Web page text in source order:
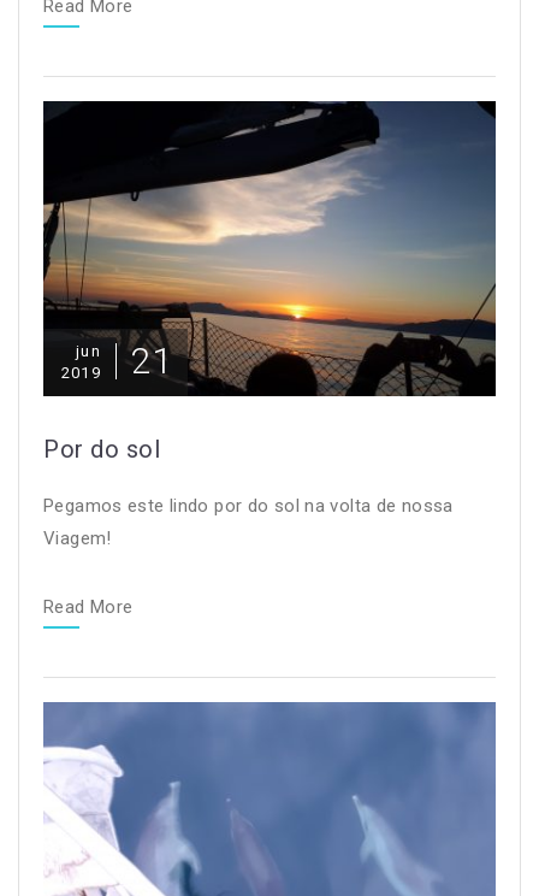
Read More
jun
2019
21
Por do sol
Pegamos este lindo por do sol na volta de nossa
Viagem!
Read More